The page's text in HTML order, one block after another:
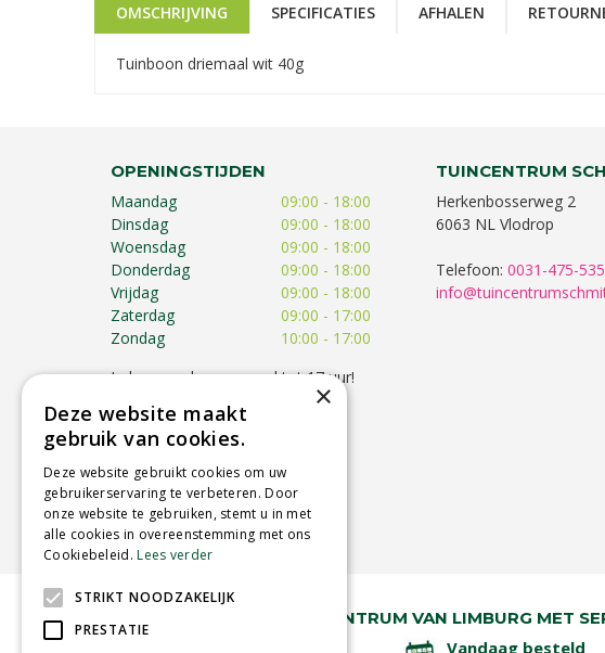
OMSCHRIJVING SPECIFICATIES AFHALEN
Tuinboon driemaal wit 40g
OPENINGSTIJDEN
Maandag
09:00 - 18:00
Dinsdag
09:00 - 18:00
Woensdag
09:00 - 18:00
Donderdag
09:00 - 18:00
Vrijdag
09:00 - 18:00
Zaterdag
09:00 - 17:00
Zondag
10:00 - 17:00
Iedere zondag geopend tot 17 uur!
openingstijden afwijken!
Toon alle openingstijden
TUINCENTRUM
Herkenbosserweg 2
6063 NL Vlodrop
Telefoon: 0031-475-
RUIM 30 JAAR HÉT TUINCENTRUM VAN LIMBURG MET
Vandaag besteld
×
Deze website maakt
gebruik van cookies.
Deze website gebruikt cookies om uw
gebruikerservaring te verbeteren. Door
onze website te gebruiken, stemt u in met
alle cookies in overeenstemming met ons
Cookiebeleid.Lees verder
STRIKT NOODZAKELIJK
PRESTATIE